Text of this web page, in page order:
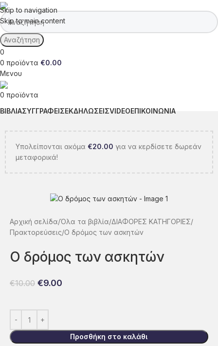
Skip to navigation
Skip to main content
Αναζήτηση
0
0 προϊόντα €0.00
Μενου
0 προϊόντα
ΒΙΒΛΙΑΣΥΓΓΡΑΦΕΙΣΕΚΔΗΛΩΣΕΙΣVIDEOΕΠΙΚΟΙΝΩΝΙΑ
Υπολείπονται ακόμα €20.00 για να κερδίσετε δωρεάν
μεταφορικά!
Αρχική σελίδα Όλα τα βιβλία ΔΙΑΦΟΡΕΣ ΚΑΤΗΓΟΡΙΕΣ
Πρακτoρεύσεις Ο δρόμος των ασκητών
Ο δρόμος των ασκητών
€10.00 €9.00
Προσθήκη στο καλάθι